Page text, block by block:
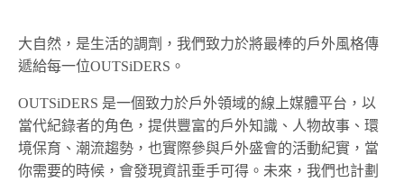
大自然，是生活的調劑，我們致力於將最棒的戶外風格傳
遞給每一位OUTSiDERS。
OUTSiDERS 是一個致力於戶外領域的線上媒體平台，以
當代紀錄者的角色，提供豐富的戶外知識、人物故事、環
境保育、潮流趨勢，也實際參與戶外盛會的活動紀實，當
你需要的時候，會發現資訊垂手可得。未來，我們也計劃